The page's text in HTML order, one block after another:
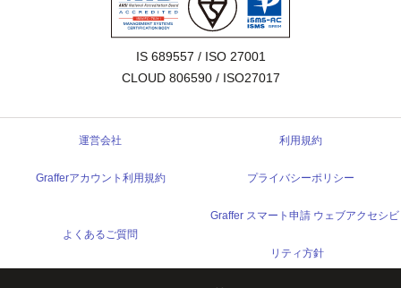
IS 689557 / ISO 27001
CLOUD 806590 / ISO27017
運営会社 利用規約
Grafferアカウント利用規約 プライバシーポリシー
よくあるご質問
Graffer スマート申請 ウェブアクセシビ
リティ方針